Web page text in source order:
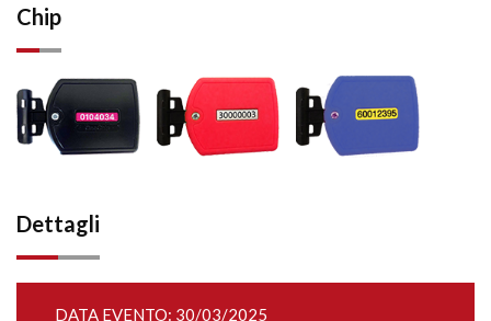
Chip
Dettagli
DATA EVENTO: 30/03/2025